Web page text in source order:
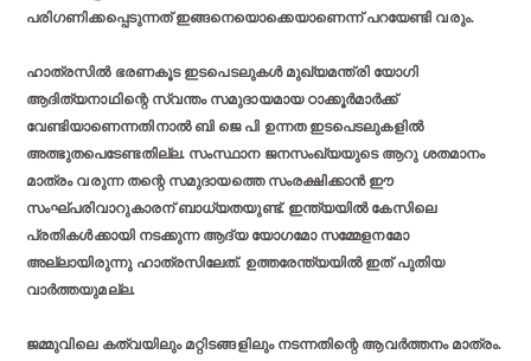
പരിഗണിക്കപ്പെടുന്നത് ഇങ്ങനെയൊക്കെയാണെന്ന് പറയേണ്ടി വരും.
ഹാത്രസില്‍ ഭരണകൂട ഇടപെടലുകള്‍ മുഖ്യമന്ത്രി യോഗി
ആദിത്യനാഥിന്റെ സ്വന്തം സമുദായമായ ഠാക്കൂര്‍മാര്‍ക്ക്
വേണ്ടിയാണെന്നതിനാല്‍ ബി ജെ പി ഉന്നത ഇടപെടലുകളില്‍
അത്ഭുതപെടേണ്ടതില്ല. സംസ്ഥാന ജനസംഖ്യയുടെ ആറു ശതമാനം
മാത്രം വരുന്ന തന്റെ സമുദായത്തെ സംരക്ഷിക്കാന്‍ ഈ
സംഘ്പരിവാറുകാരന് ബാധ്യതയുണ്ട്. ഇന്ത്യയില്‍ കേസിലെ
പ്രതികള്‍ക്കായി നടക്കുന്ന ആദ്യ യോഗമോ സമ്മേളനമോ
അല്ലായിരുന്നു ഹാത്രസിലേത്. ഉത്തരേന്ത്യയില്‍ ഇത് പുതിയ
വാര്‍ത്തയുമല്ല.
ജമ്മുവിലെ കത്വയിലും മറ്റിടങ്ങളിലും നടന്നതിന്റെ ആവര്‍ത്തനം മാത്രം.